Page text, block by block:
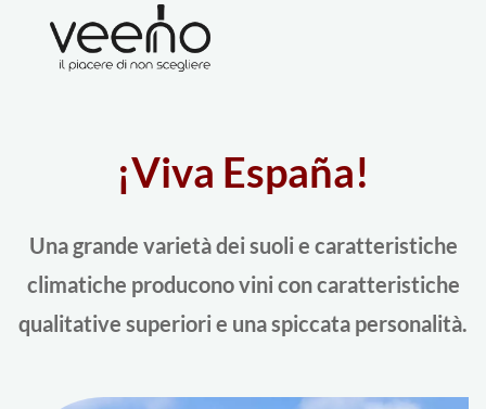
¡Viva España!
Una grande varietà dei suoli e caratteristiche
climatiche producono vini con caratteristiche
qualitative superiori e una spiccata personalità.